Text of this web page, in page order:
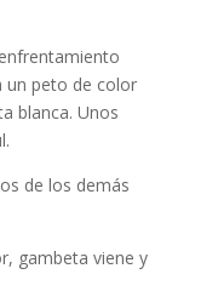
un peto de color
blanca. Unos
de los demás
gambeta viene y